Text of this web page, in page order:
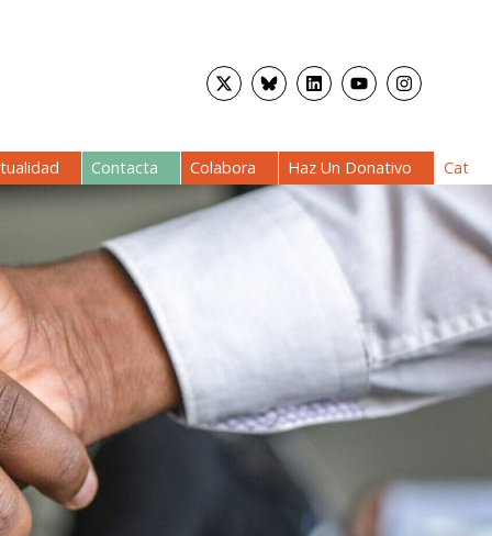
Contacta Colabora Haz Un Donativo Cat